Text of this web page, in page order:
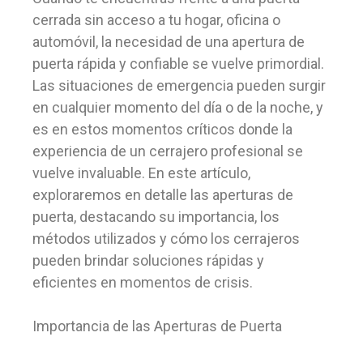
cerrada sin acceso a tu hogar, oficina o
automóvil, la necesidad de una apertura de
puerta rápida y confiable se vuelve primordial.
Las situaciones de emergencia pueden surgir
en cualquier momento del día o de la noche, y
es en estos momentos críticos donde la
experiencia de un cerrajero profesional se
vuelve invaluable. En este artículo,
exploraremos en detalle las aperturas de
puerta, destacando su importancia, los
métodos utilizados y cómo los cerrajeros
pueden brindar soluciones rápidas y
eficientes en momentos de crisis.
Importancia de las Aperturas de Puerta